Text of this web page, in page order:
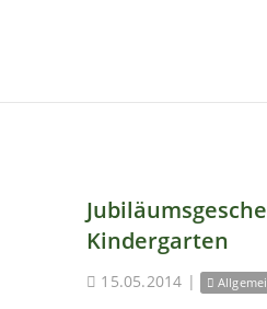
Kindergarten
15.05.2014 |